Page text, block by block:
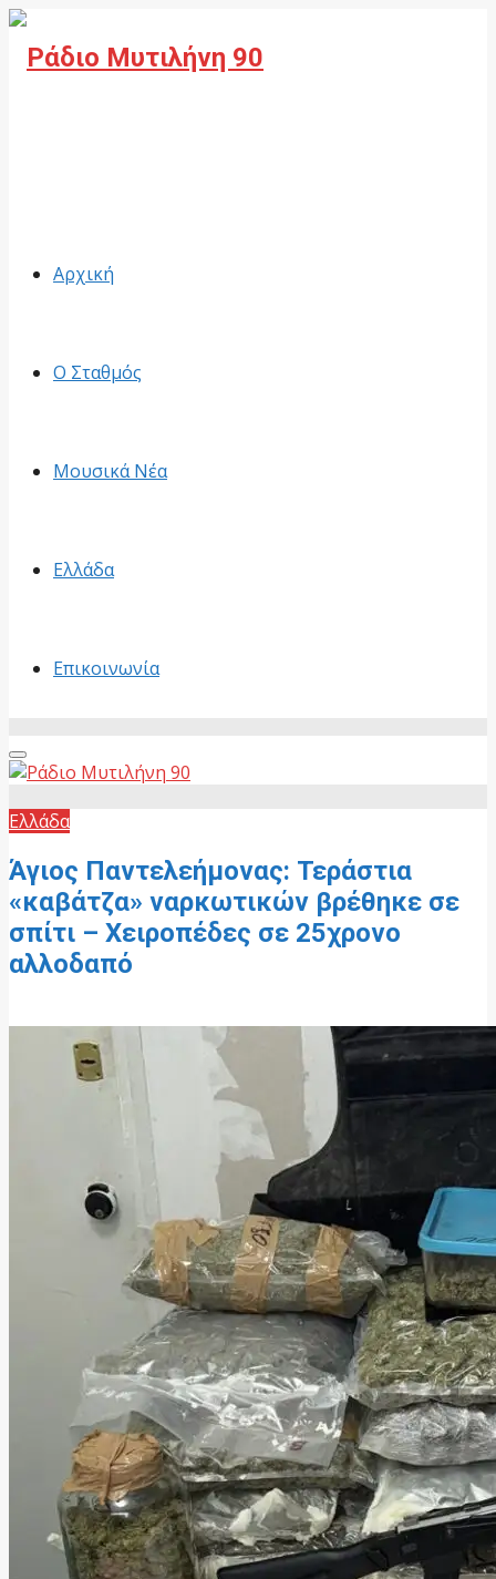
Αρχική
Ο Σταθμός
Μουσικά Νέα
Ελλάδα
Επικοινωνία
Primary
Menu
Ελλάδα
Άγιος Παντελεήμονας: Τεράστια
«καβάτζα» ναρκωτικών βρέθηκε σε
σπίτι – Χειροπέδες σε 25χρονο
αλλοδαπό